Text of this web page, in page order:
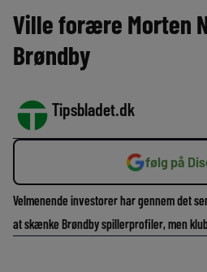
Ville forære Morten
Brøndby
Tipsbladet.dk
følg på
Velmenende investorer har gennem det
at skænke Brøndby spillerprofiler, men